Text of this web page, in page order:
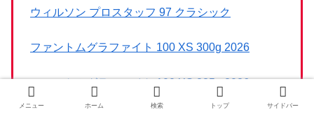
ウィルソン プロスタッフ 97 クラシック
ファントムグラファイト 100 XS 300g 2026
ファントムグラファイト 100 XS 285g 2026
メニュー ホーム 検索 トップ サイドバー